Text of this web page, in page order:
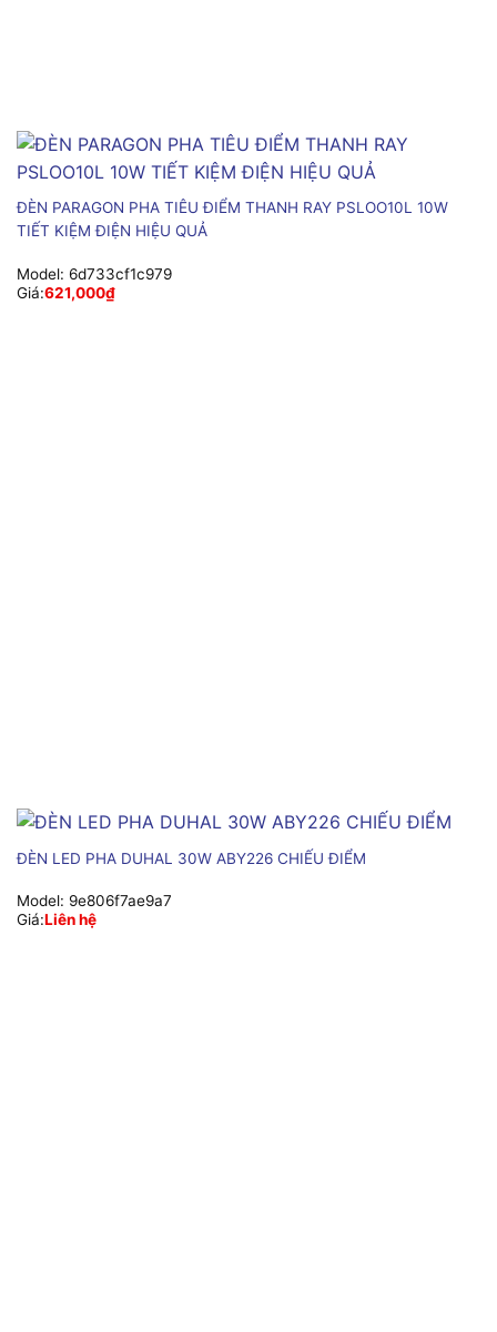
ĐÈN PARAGON PHA TIÊU ĐIỂM THANH RAY PSLOO10L 10W
TIẾT KIỆM ĐIỆN HIỆU QUẢ
Model: 6d733cf1c979
Giá:621,000₫
ĐÈN LED PHA DUHAL 30W ABY226 CHIẾU ĐIỂM
Model: 9e806f7ae9a7
Giá:Liên hệ